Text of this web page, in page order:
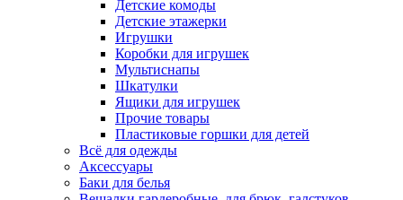
Детские комоды
Детские этажерки
Игрушки
Коробки для игрушек
Мультиснапы
Шкатулки
Ящики для игрушек
Прочие товары
Пластиковые горшки для детей
Всё для одежды
Аксессуары
Баки для белья